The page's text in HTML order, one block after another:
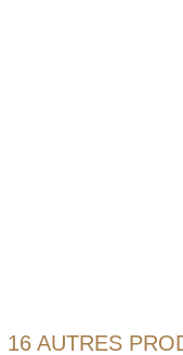
16 AUTRES